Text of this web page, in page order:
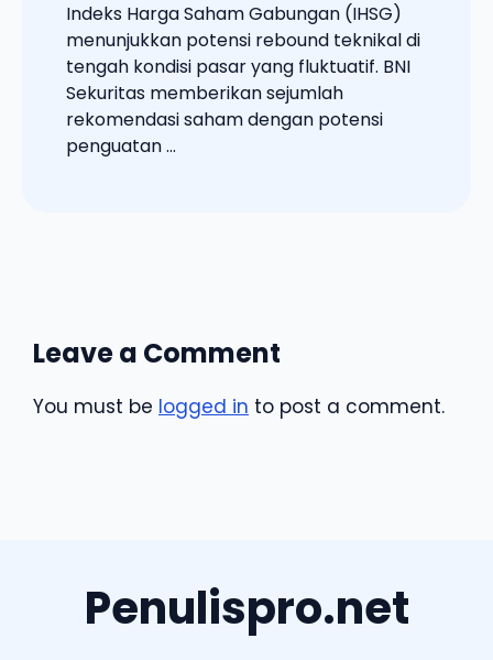
Indeks Harga Saham Gabungan (IHSG)
menunjukkan potensi rebound teknikal di
tengah kondisi pasar yang fluktuatif. BNI
Sekuritas memberikan sejumlah
rekomendasi saham dengan potensi
penguatan ...
Leave a Comment
You must be logged in to post a comment.
Penulispro.net